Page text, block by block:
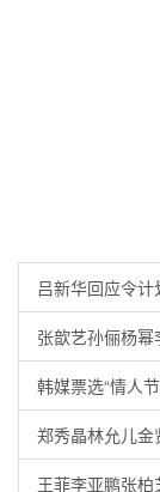
吕新华回应令计
张歆艺孙俪杨
韩媒票选“情人
郑秀晶林允儿
王菲李亚鹏张